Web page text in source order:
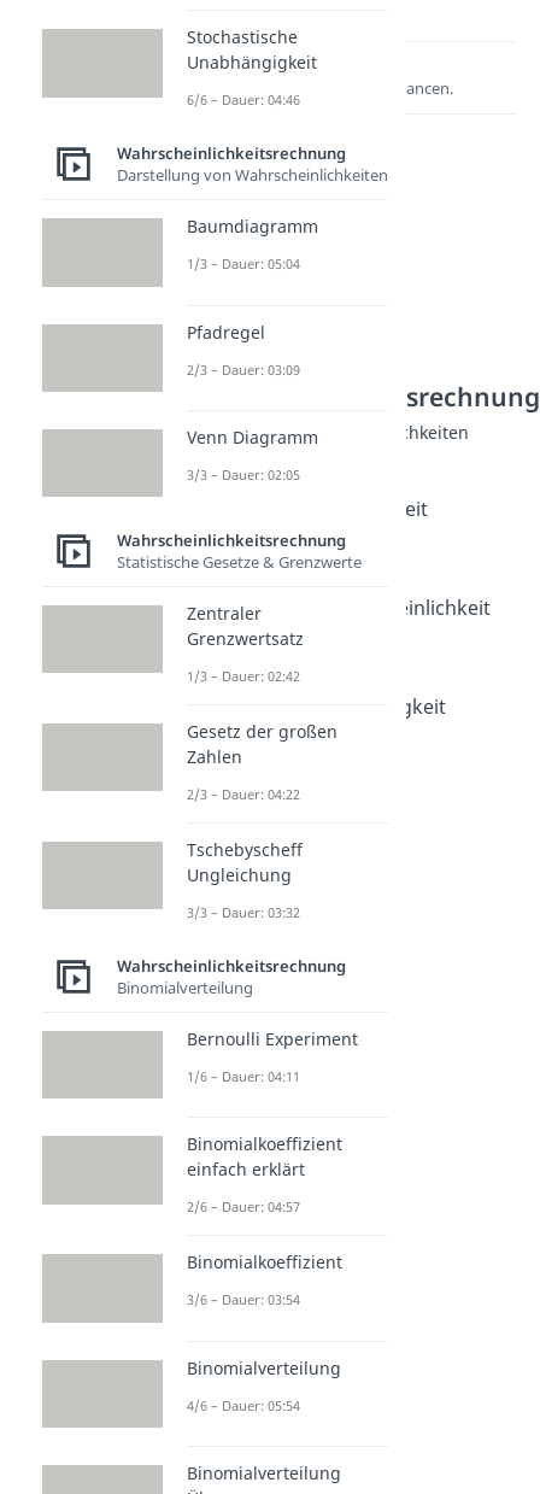
Lernen lohnt sich!
Entdecke hier deine Chancen.
Weitere Inhalte:
Wahrscheinlichkeitsrechnung
Berechnen von Wahrscheinlichkeiten
Dauer: 02:20
Bedingte Wahrscheinlichkeit
Dauer: 03:04
Vierfeldertafel
Satz der totalen Wahrscheinlichkeit
Dauer: 01:58
Dauer: 02:29
Stochastische Unabhängigkeit
Dauer: 04:46
Stochastische
Unabhängigkeit
6/6 – Dauer: 04:46
Wahrscheinlichkeitsrechnung
Darstellung von Wahrscheinlichkeiten
Baumdiagramm
1/3 – Dauer: 05:04
Pfadregel
2/3 – Dauer: 03:09
Venn Diagramm
3/3 – Dauer: 02:05
Wahrscheinlichkeitsrechnung
Statistische Gesetze & Grenzwerte
Zentraler
Grenzwertsatz
1/3 – Dauer: 02:42
Gesetz der großen
Zahlen
2/3 – Dauer: 04:22
Tschebyscheff
Ungleichung
3/3 – Dauer: 03:32
Wahrscheinlichkeitsrechnung
Binomialverteilung
Bernoulli Experiment
1/6 – Dauer: 04:11
Binomialkoeffizient
einfach erklärt
2/6 – Dauer: 04:57
Binomialkoeffizient
3/6 – Dauer: 03:54
Binomialverteilung
4/6 – Dauer: 05:54
Binomialverteilung